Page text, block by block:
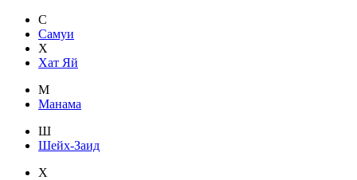
С
Самуи
Х
Хат Яй
М
Манама
Ш
Шейх-Заид
Х